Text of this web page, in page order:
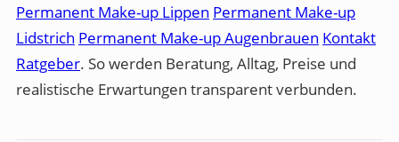
Permanent Make-up Lippen Permanent Make-up
Lidstrich Permanent Make-up Augenbrauen Kontakt
Ratgeber. So werden Beratung, Alltag, Preise und
realistische Erwartungen transparent verbunden.